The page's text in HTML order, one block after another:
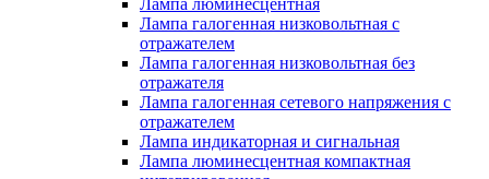
Лампа люминесцентная
Лампа галогенная низковольтная с
отражателем
Лампа галогенная низковольтная без
отражателя
Лампа галогенная сетевого напряжения с
отражателем
Лампа индикаторная и сигнальная
Лампа люминесцентная компактная